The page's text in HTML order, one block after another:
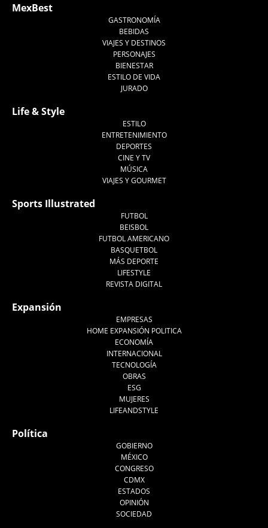
MexBest
GASTRONOMÍA
BEBIDAS
VIAJES Y DESTINOS
PERSONAJES
BIENESTAR
ESTILO DE VIDA
JURADO
Life & Style
ESTILO
ENTRETENIMIENTO
DEPORTES
CINE Y TV
MÚSICA
VIAJES Y GOURMET
Sports Illustrated
FUTBOL
BEISBOL
FUTBOL AMERICANO
BASQUETBOL
MÁS DEPORTE
LIFESTYLE
REVISTA DIGITAL
Expansión
EMPRESAS
HOME EXPANSIÓN POLITICA
ECONOMÍA
INTERNACIONAL
TECNOLOGÍA
OBRAS
ESG
MUJERES
LIFEANDSTYLE
Política
GOBIERNO
MÉXICO
CONGRESO
CDMX
ESTADOS
OPINIÓN
SOCIEDAD